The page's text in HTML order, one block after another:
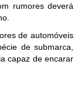
rumores deverá
de automóveis
de submarca,
capaz de encarar